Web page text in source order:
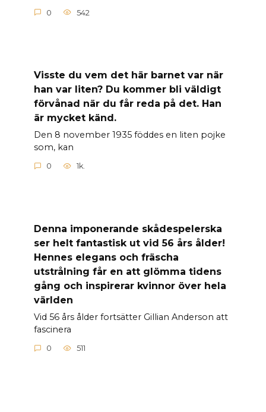
0 542
Visste du vem det här barnet var när
han var liten? Du kommer bli väldigt
förvånad när du får reda på det. Han
är mycket känd.
Den 8 november 1935 föddes en liten pojke
som, kan
0 1k.
Denna imponerande skådespelerska
ser helt fantastisk ut vid 56 års ålder!
Hennes elegans och fräscha
utstrålning får en att glömma tidens
gång och inspirerar kvinnor över hela
världen
Vid 56 års ålder fortsätter Gillian Anderson att
fascinera
0 511